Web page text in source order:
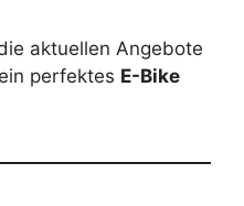
aktuellen Angebote
perfektes E-Bike